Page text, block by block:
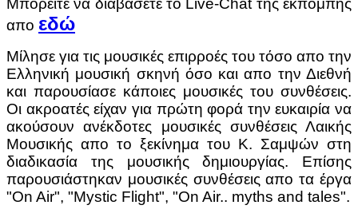
Μπορείτε να διαβάσετε το Live-Chat της εκπομπής
απο εδώ
Μίλησε για τις μουσικές επιρροές του τόσο απο την
Ελληνική μουσική σκηνή όσο και απο την Διεθνή
και παρουσίασε κάποιες μουσικές του συνθέσεις.
Οι ακροατές είχαν για πρώτη φορά την ευκαιρία να
ακούσουν ανέκδοτες μουσικές συνθέσεις Λαικής
Μουσικής απο το ξεκίνημα του Κ. Σαμψών στη
διαδικασία της μουσικής δημιουργίας. Επίσης
παρουσιάστηκαν μουσικές συνθέσεις απο τα έργα
"On Air", "Mystic Flight", "On Air.. myths and tales".